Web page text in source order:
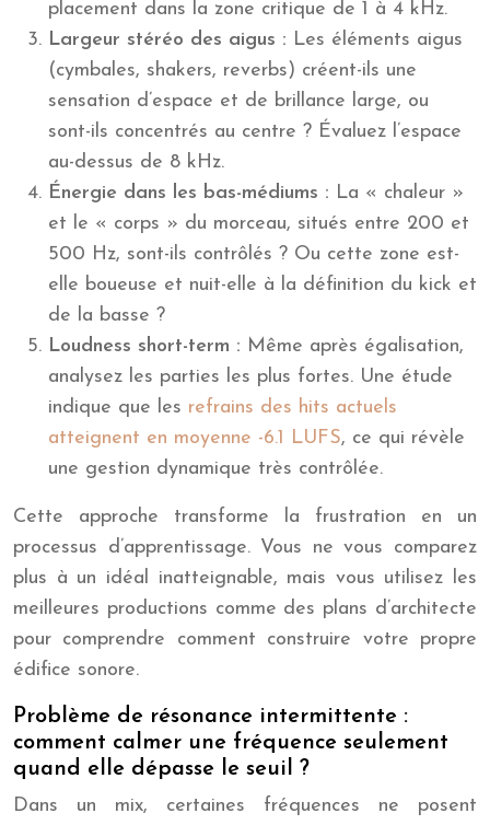
placement dans la zone critique de 1 à 4 kHz.
Largeur stéréo des aigus : Les éléments aigus
(cymbales, shakers, reverbs) créent-ils une
sensation d’espace et de brillance large, ou
sont-ils concentrés au centre ? Évaluez l’espace
au-dessus de 8 kHz.
Énergie dans les bas-médiums : La « chaleur »
et le « corps » du morceau, situés entre 200 et
500 Hz, sont-ils contrôlés ? Ou cette zone est-
elle boueuse et nuit-elle à la définition du kick et
de la basse ?
Loudness short-term : Même après égalisation,
analysez les parties les plus fortes. Une étude
indique que les refrains des hits actuels
atteignent en moyenne -6.1 LUFS, ce qui révèle
une gestion dynamique très contrôlée.
Cette approche transforme la frustration en un
processus d’apprentissage. Vous ne vous comparez
plus à un idéal inatteignable, mais vous utilisez les
meilleures productions comme des plans d’architecte
pour comprendre comment construire votre propre
édifice sonore.
Problème de résonance intermittente :
comment calmer une fréquence seulement
quand elle dépasse le seuil ?
Dans un mix, certaines fréquences ne posent